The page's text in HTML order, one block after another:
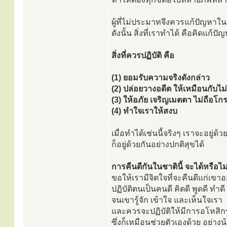
ผู้ที่ไม่ประมาทจึงควรแก้ปัญหาใ
ดังนั้น สิ่งที่เราทำได้ คือคิดแก้ปัญ
สิ่งที่ควรปฏิบัติ คือ
(1) ยอมรับความจริงดังกล่าว
(2) ปล่อยวางอดีต ให้เหมือนกับ
(3) ให้อภัย เจริญเมตตา ไม่ถือโ
(4) ทำใจเราให้สงบ
เมื่อทำได้เช่นนี้จริงๆ เราจะอยู่
ก็อยู่ด้วยกันอย่างปกติสุขได้
การคืนดีกันในชาตินี้ จะได้หรือไ
ขอให้เรามีจิตใจที่จะคืนดีแก่เขา
ปฏิบัติตนเป็นคนดี คิดดี พูดดี ทำดี
จนเขารู้จัก เข้าใจ และเห็นใจเรา
และควรจะปฏิบัติให้มีการอโหสิก
ซึ่งก็เหมือนช่วยตัวเองด้วย อย่าง